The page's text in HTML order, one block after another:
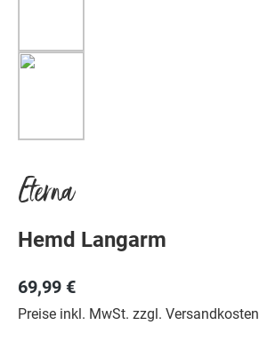
Eterna
Hemd Langarm
69,99 €
Preise inkl. MwSt. zzgl. Versandkosten